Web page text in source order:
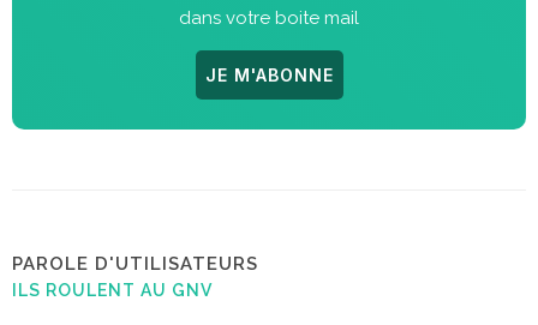
dans votre boite mail
JE M'ABONNE
PAROLE D'UTILISATEURS
ILS ROULENT AU GNV